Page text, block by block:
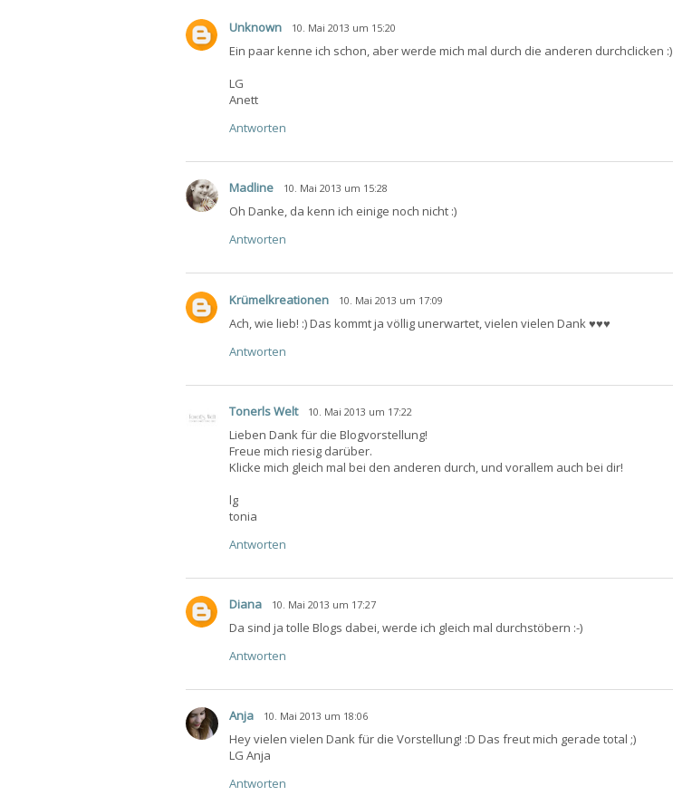
Unknown 10. Mai 2013 um 15:20
Ein paar kenne ich schon, aber werde mich mal durch die anderen durchclicken :)
LG
Anett
Antworten
Madline 10. Mai 2013 um 15:28
Oh Danke, da kenn ich einige noch nicht :)
Antworten
Krümelkreationen 10. Mai 2013 um 17:09
Ach, wie lieb! :) Das kommt ja völlig unerwartet, vielen vielen Dank ♥♥♥
Antworten
Tonerls Welt 10. Mai 2013 um 17:22
Lieben Dank für die Blogvorstellung!
Freue mich riesig darüber.
Klicke mich gleich mal bei den anderen durch, und vorallem auch bei dir!
lg
tonia
Antworten
Diana 10. Mai 2013 um 17:27
Da sind ja tolle Blogs dabei, werde ich gleich mal durchstöbern :-)
Antworten
Anja 10. Mai 2013 um 18:06
Hey vielen vielen Dank für die Vorstellung! :D Das freut mich gerade total ;)
LG Anja
Antworten